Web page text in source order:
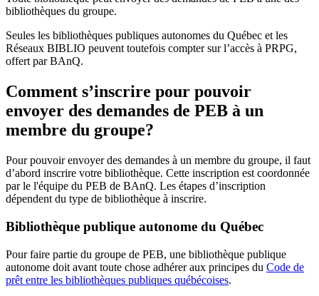
bibliothèques du groupe.
Seules les bibliothèques publiques autonomes du Québec et les
Réseaux BIBLIO peuvent toutefois compter sur l’accès à PRPG,
offert par BAnQ.
Comment s’inscrire pour pouvoir
envoyer des demandes de PEB à un
membre du groupe?
Pour pouvoir envoyer des demandes à un membre du groupe, il faut
d’abord inscrire votre bibliothèque. Cette inscription est coordonnée
par le l'équipe du PEB de BAnQ. Les étapes d’inscription
dépendent du type de bibliothèque à inscrire.
Bibliothèque publique autonome du Québec
Pour faire partie du groupe de PEB, une bibliothèque publique
autonome doit avant toute chose adhérer aux principes du Code de
prêt entre les bibliothèques publiques québécoises.